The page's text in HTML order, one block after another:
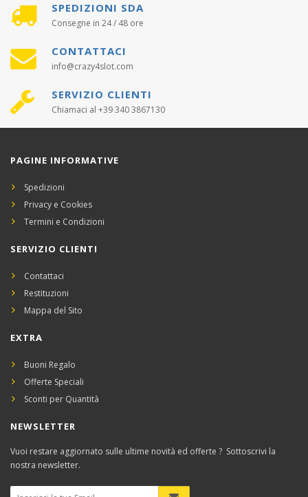
SPEDIZIONI SDA
Consegne in 24 / 48 ore
CONTATTACI
info@crazy4slot.com
SERVIZIO CLIENTI
Chiamaci al +39 340 3867130
PAGINE INFORMATIVE
Spedizioni
Privacy e Cookies
Termini e Condizioni
SERVIZIO CLIENTI
Contattaci
Restituzioni
Mappa del Sito
EXTRA
Buoni Regalo
Offerte Speciali
Sconti per Quantità
NEWSLETTER
Vuoi restare aggiornato sulle ultime novità ed offerte ? Sottoscrivi la
nostra newsletter.